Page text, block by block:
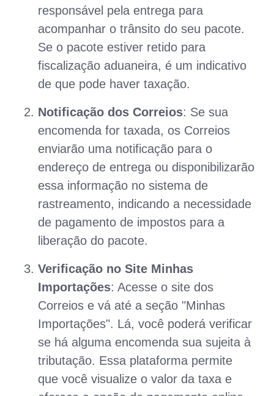
responsável pela entrega para
acompanhar o trânsito do seu pacote.
Se o pacote estiver retido para
fiscalização aduaneira, é um indicativo
de que pode haver taxação.
Notificação dos Correios: Se sua
encomenda for taxada, os Correios
enviarão uma notificação para o
endereço de entrega ou disponibilizarão
essa informação no sistema de
rastreamento, indicando a necessidade
de pagamento de impostos para a
liberação do pacote.
Verificação no Site Minhas
Importações: Acesse o site dos
Correios e vá até a seção "Minhas
Importações". Lá, você poderá verificar
se há alguma encomenda sua sujeita à
tributação. Essa plataforma permite
que você visualize o valor da taxa e